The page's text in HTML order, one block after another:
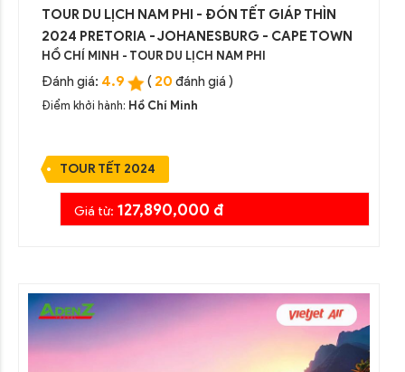
TOUR DU LỊCH NAM PHI - ĐÓN TẾT GIÁP THÌN
2024 PRETORIA - JOHANESBURG - CAPE TOWN
HỒ CHÍ MINH - TOUR DU LỊCH NAM PHI
Đánh giá: 4.9 ( 20 đánh giá )
Điểm khởi hành: Hồ Chí Minh
TOUR TẾT 2024
Giá từ: 127,890,000 đ